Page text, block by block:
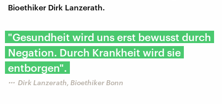
Bioethiker Dirk Lanzerath.
"Gesundheit wird uns erst bewusst durch
Negation. Durch Krankheit wird sie
entborgen".
Dirk Lanzerath, Bioethiker Bonn